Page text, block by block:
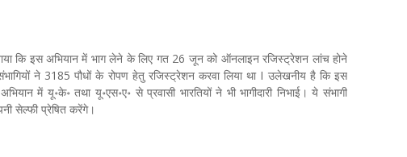
कि इस अभियान में भाग लेने के लिए गत 26 जून को ऑनलाइन रजिस्ट्रेशन लांच होने
ने 3185 पौधों के रोपण हेतु रजिस्ट्रेशन करवा लिया था I उलेखनीय है कि इस
में यू॰के॰ तथा यू॰एस॰ए॰ से प्रवासी भारतियों ने भी भागीदारी निभाई। ये संभागी
सेल्फी प्रेषित करेंगे।